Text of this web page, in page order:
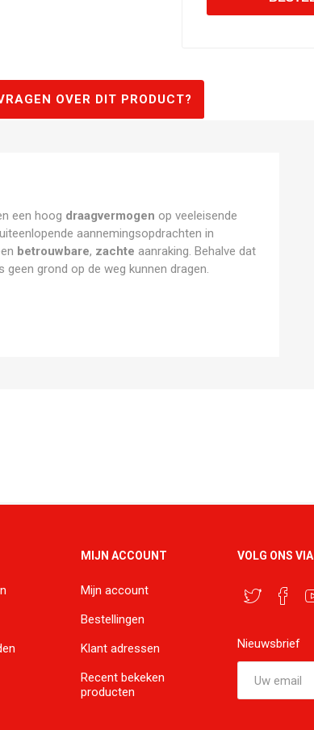
OVER DIT PRODUCT?
een hoog draagvermogen op veeleisende
aannemingsopdrachten in
betrouwbare, zachte aanraking. Behalve dat
geen grond op de weg kunnen dragen.
MIJN ACCOUNT
Mijn account
Bestellingen
Klant adressen
Recent bekeken
producten
VOLG ONS VIA
Nieuwsbrief